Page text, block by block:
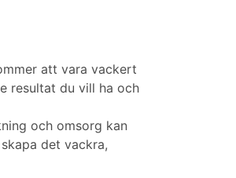
att vara vackert
resultat du vill ha och
och omsorg kan
det vackra,